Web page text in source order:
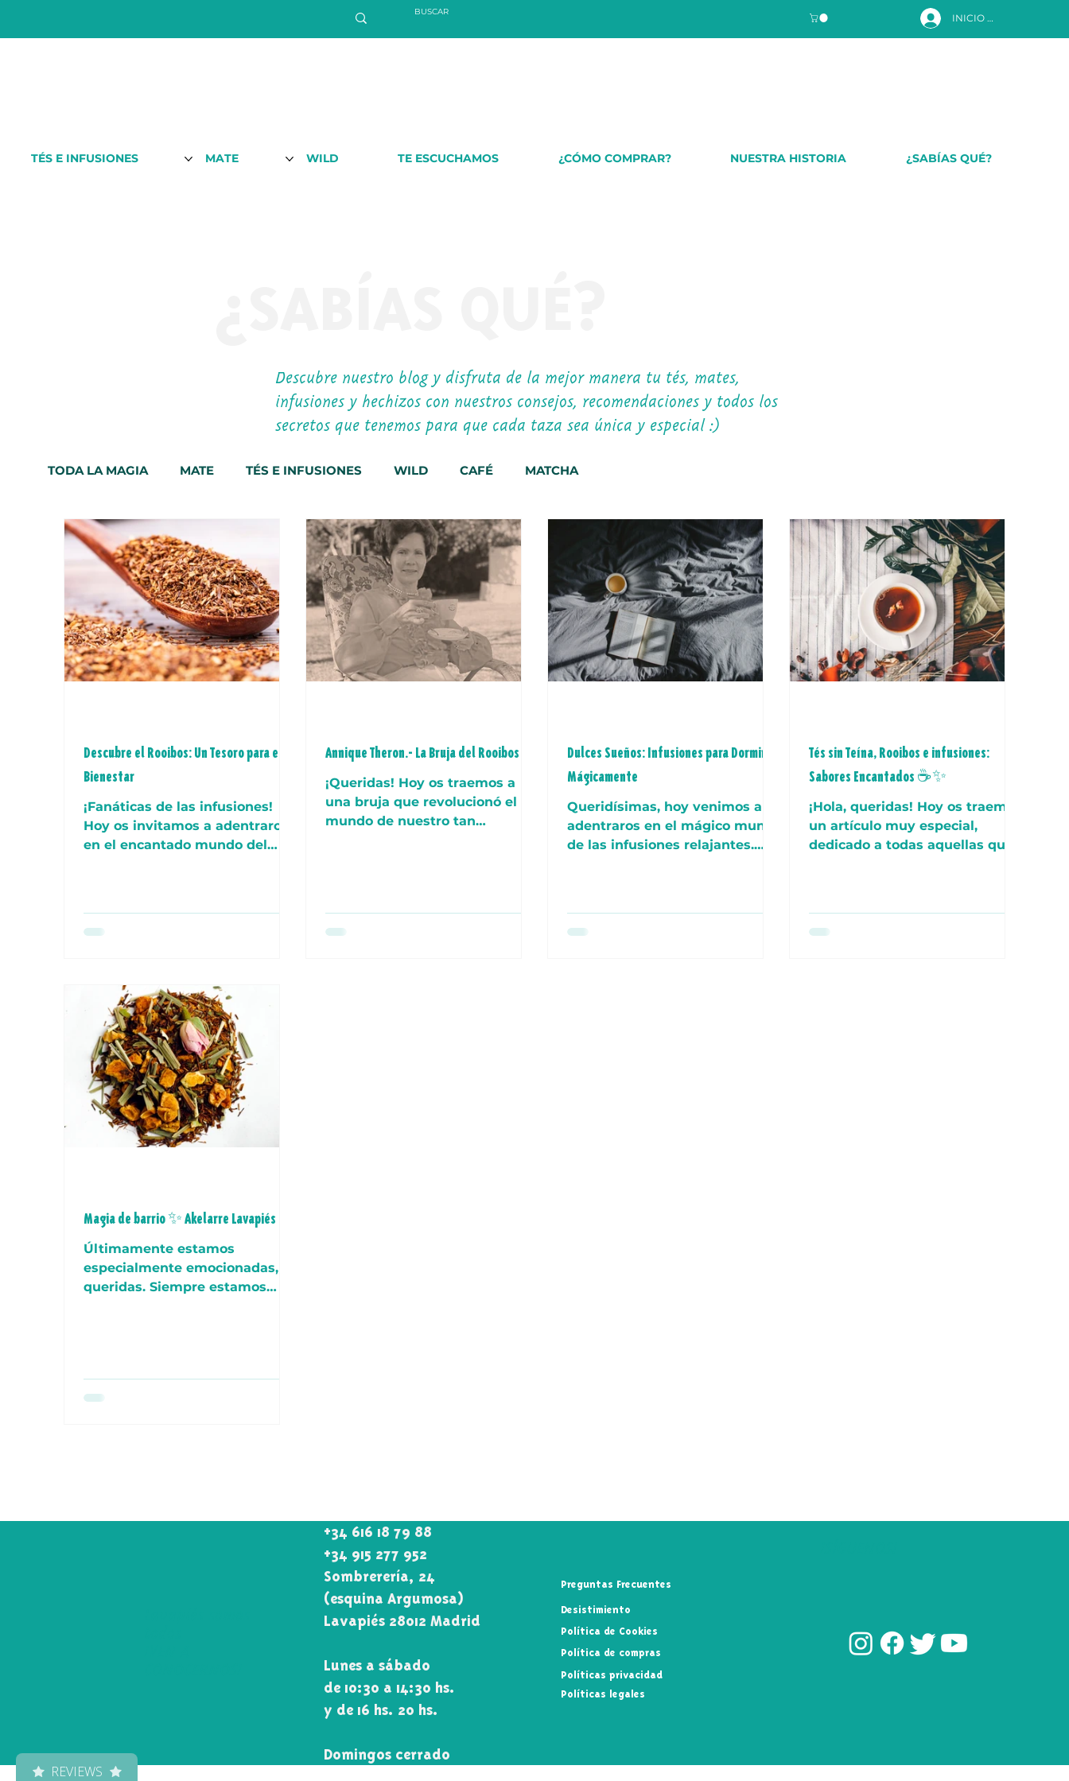
TÉS E INFUSIONES MATE WILD TE ESCUCHAMOS ¿CÓMO COMPRAR? NUESTRA HISTORIA ¿SABÍAS QUÉ?
INICIO DE SESIÓN
TODA LA MAGIA MATE TÉS E INFUSIONES WILD CAFÉ MATCHA
Descubre el Rooibos: Un Tesoro para el
Bienestar
¡Fanáticas de las infusiones!
Hoy os invitamos a adentraros
en el encantado mundo del
Annique Theron.- La Bruja del Rooibos
¡Queridas! Hoy os traemos a
una bruja que revolucionó el
mundo de nuestro tan
Dulces Sueños: Infusiones para Dormir
Mágicamente
Queridísimas, hoy venimos a
adentraros en el mágico mundo
de las infusiones relajantes.
Tés sin Teína, Rooibos e infusiones:
Sabores Encantados ☕✨
¡Hola, queridas! Hoy os traemos
un artículo muy especial,
dedicado a todas aquellas que
Magia de barrio ✨ Akelarre Lavapiés
Últimamente estamos
especialmente emocionadas,
queridas. Siempre estamos
Descubre nuestro blog y disfruta de la mejor manera tu tés, mates,
infusiones y hechizos con nuestros consejos, recomendaciones y todos los
secretos que tenemos para que cada taza sea única y especial :)
+34 616 18 79 88
+34 915 277 952
Sombrerería, 24
(esquina Argumosa)
Lavapiés 28012 Madrid
Lunes a sábado
de 10:30 a 14:30 hs.
y de 16 hs. 20 hs.
Domingos cerrado
Preguntas Frecuentes
Desistimiento
Política de Cookies
Política de compras
Políticas privacidad
Políticas legales
REVIEWS